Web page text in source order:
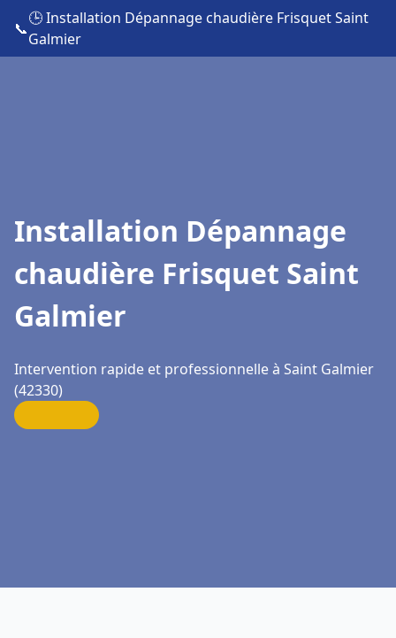
📞
🕒 Installation Dépannage chaudière Frisquet Saint
Galmier
Installation Dépannage
chaudière Frisquet Saint
Galmier
Intervention rapide et professionnelle à Saint Galmier
(42330)